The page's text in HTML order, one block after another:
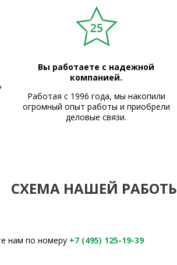
Вы работаете с надежной
компанией.
Работая с 1996 года, мы накопили
огромный опыт работы и приобрели
деловые связи.
СХЕМА НАШЕЙ
нам по номеру +7 (495) 125-19-39